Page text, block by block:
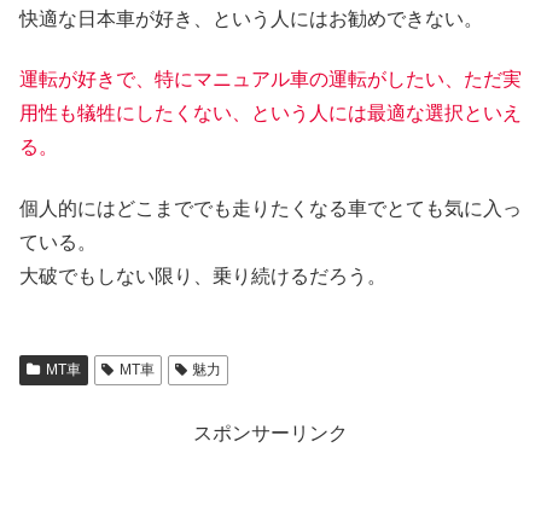
快適な日本車が好き、という人にはお勧めできない。
運転が好きで、特にマニュアル車の運転がしたい、ただ実
用性も犠牲にしたくない、という人には最適な選択といえ
る。
個人的にはどこまででも走りたくなる車でとても気に入っ
ている。
大破でもしない限り、乗り続けるだろう。
MT車 MT車 魅力
スポンサーリンク